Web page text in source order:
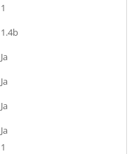
1
1.4b
Ja
Ja
Ja
Ja
1